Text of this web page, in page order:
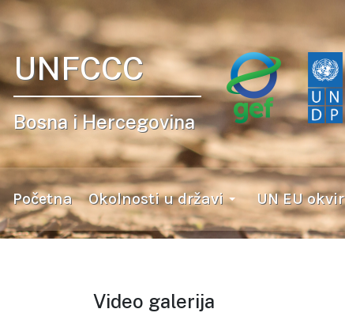
UNFCCC
Bosna i Hercegovina
Početna Okolnosti u državi UN EU okvir
Video galerija